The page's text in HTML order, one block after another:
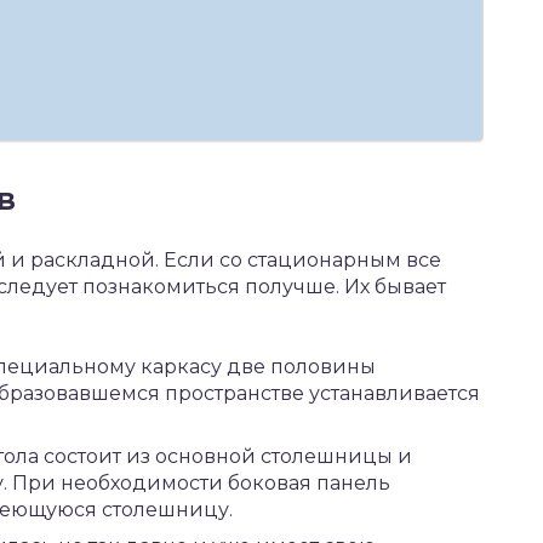
раскладной. Если со стационарным все
познакомиться получше. Их бывает
каркасу две половины
пространстве устанавливается
состоит из основной столешницы и
При необходимости боковая панель
столешницу.